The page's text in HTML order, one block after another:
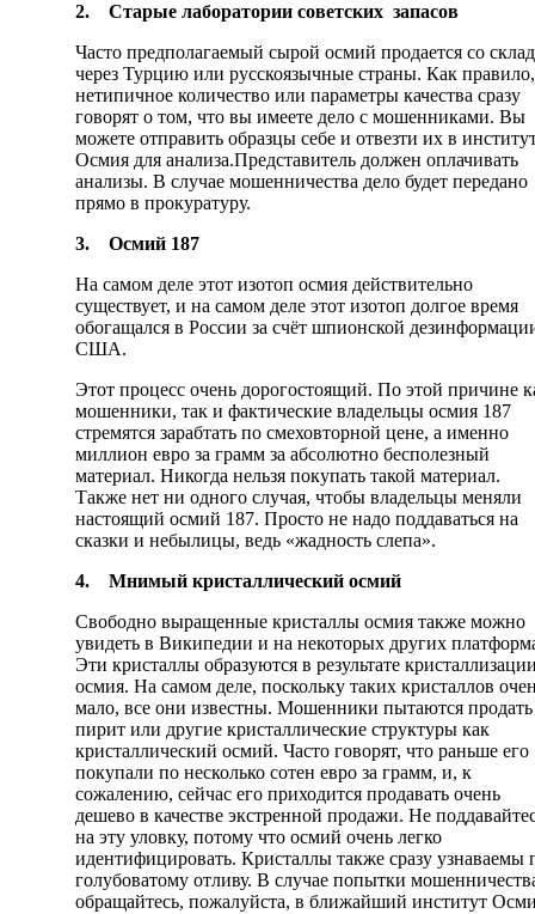
2. Старые лаборатории советских запасов
Часто предполагаемый сырой осмий продается со
через Турцию или русскоязычные страны. Как правило,
нетипичное количество или параметры качества сразу
говорят о том, что вы имеете дело с мошенниками. Вы
можете отправить образцы себе и отвезти их в
Осмия для анализа.Представитель должен оплачивать
анализы. В случае мошенничества дело будет передано
прямо в прокуратуру.
3. Осмий 187
На самом деле этот изотоп осмия действительно
существует, и на самом деле этот изотоп долгое время
обогащался в России за счёт шпионской
США.
Этот процесс очень дорогостоящий. По этой причине
мошенники, так и фактические владельцы осмия 187
стремятся зарабтать по смеховторной цене, а именно
миллион евро за грамм за абсолютно бесполезный
материал. Никогда нельзя покупать такой материал.
Также нет ни одного случая, чтобы владельцы меняли
настоящий осмий 187. Просто не надо поддаваться на
сказки и небылицы, ведь «жадность слепа».
4. Мнимый кристаллический осмий
Свободно выращенные кристаллы осмия также можно
увидеть в Википедии и на некоторых других
Эти кристаллы образуются в результате
осмия. На самом деле, поскольку таких кристаллов
мало, все они известны. Мошенники пытаются продать
пирит или другие кристаллические структуры как
кристаллический осмий. Часто говорят, что раньше его
покупали по несколько сотен евро за грамм, и, к
сожалению, сейчас его приходится продавать очень
дешево в качестве экстренной продажи. Не
на эту уловку, потому что осмий очень легко
идентифицировать. Кристаллы также сразу узнаваемы
голубоватому отливу. В случае попытки
обращайтесь, пожалуйста, в ближайший институт